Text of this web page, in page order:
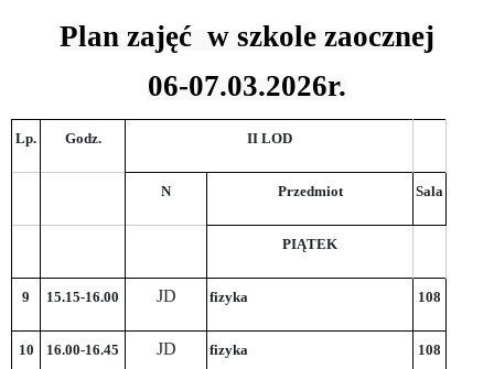
Plan zajęć w szkole zaocznej
06-07.03.2026r.
Lp. Godz. II LOD
N Przedmiot Sala
PIĄTEK
9 15.15-16.00 JD fizyka 108
10 16.00-16.45 JD fizyka 108